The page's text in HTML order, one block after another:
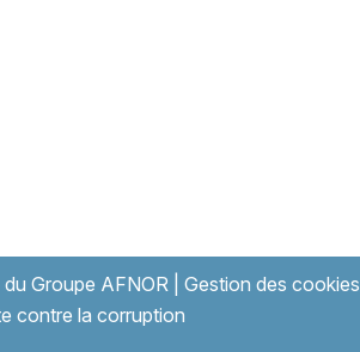
Groupe AFNOR| Gestion des cookies
contre la corruption